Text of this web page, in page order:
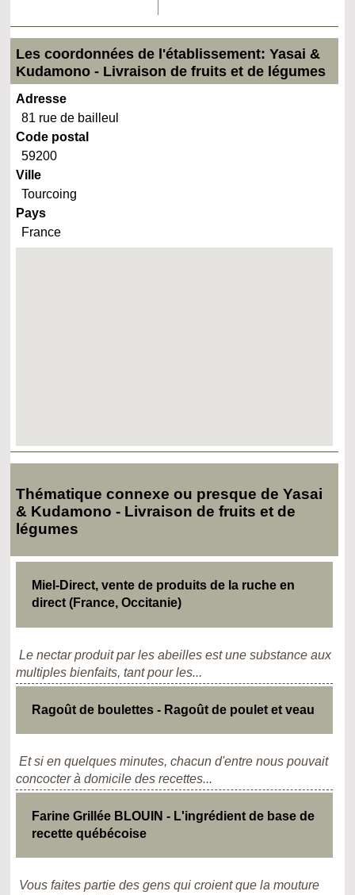
Les coordonnées de l'établissement: Yasai &
Kudamono - Livraison de fruits et de légumes
Adresse
81 rue de bailleul
Code postal
59200
Ville
Tourcoing
Pays
France
Thématique connexe ou presque de Yasai
& Kudamono - Livraison de fruits et de
légumes
Miel-Direct, vente de produits de la ruche en
direct (France, Occitanie)
Le nectar produit par les abeilles est une substance aux
multiples bienfaits, tant pour les...
Ragoût de boulettes - Ragoût de poulet et veau
Et si en quelques minutes, chacun d'entre nous pouvait
concocter à domicile des recettes...
Farine Grillée BLOUIN - L'ingrédient de base de
recette québécoise
Vous faites partie des gens qui croient que la mouture